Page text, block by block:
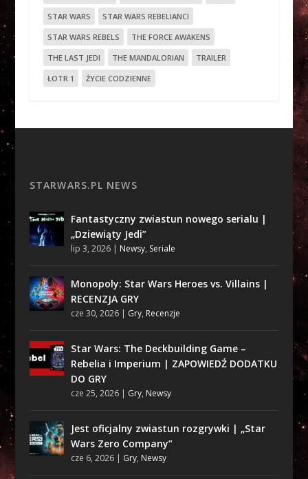
STAR WARS
STAR WARS REBELIANCI
STAR WARS REBELS
THE FORCE AWAKENS
THE LAST JEDI
THE MANDALORIAN
TRAILER
ŁOTR 1
ŻYCIE CODZIENNE
STARWARS.PL NEWS
Fantastyczny zwiastun nowego serialu |
„Dziewiąty Jedi”
lip 3, 2026| Newsy, Seriale
Monopoly: Star Wars Heroes vs. Villains |
RECENZJA GRY
cze 30, 2026| Gry, Recenzje
Star Wars: The Deckbuilding Game –
Rebelia i Imperium | ZAPOWIEDŹ DODATKU
DO GRY
cze 25, 2026| Gry, Newsy
Jest oficjalny zwiastun rozgrywki | „Star
Wars Zero Company”
cze 6, 2026| Gry, Newsy